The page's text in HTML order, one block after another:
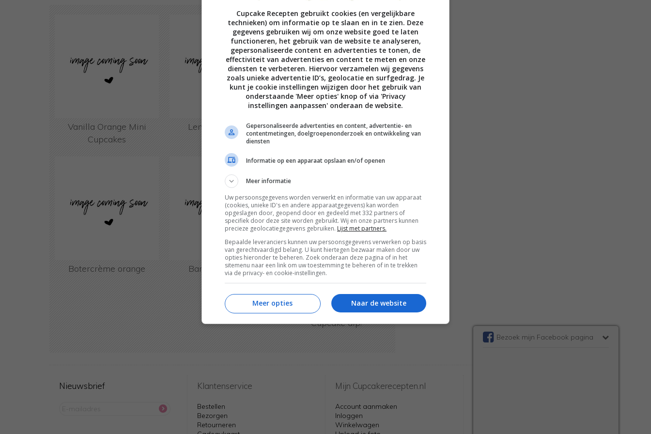
Vanilla Orange Mini
Cupcakes
Lemon Cupcakes Nectarine Cupcakes
Botercrème orange
Banaan Walnoot
Cupcakes
sinaasappelsap
Cupcake dip!
Nieuwsbrief Klantenservice
Bestellen
Bezorgen
Retourneren
Mijn Cupcakerecepten.nl
Account aanmaken
Inloggen
Winkelwagen
Bezoek mijn Facebook pagina
Cupcake Recepten gebruikt cookies (en vergelijkbare
technieken) om informatie op te slaan en in te zien. Deze
gegevens gebruiken wij om onze website goed te laten
functioneren, het gebruik van de website te analyseren,
gepersonaliseerde content en advertenties te tonen, de
effectiviteit van advertenties en content te meten en onze
diensten te verbeteren. Hiervoor verzamelen wij gegevens
zoals unieke advertentie ID’s, geolocatie en surfgedrag. Je
kunt je cookie instellingen wijzigen door het gebruik van
onderstaande 'Meer opties' knop of via 'Privacy
instellingen aanpassen' onderaan de website.
Gepersonaliseerde advertenties en content, advertentie- en
contentmetingen, doelgroepenonderzoek en ontwikkeling van
diensten
Informatie op een apparaat opslaan en/of openen
Meer informatie
Uw persoonsgegevens worden verwerkt en informatie van uw apparaat
(cookies, unieke ID's en andere apparaatgegevens) kan worden
opgeslagen door, geopend door en gedeeld met 332 partners of
specifiek door deze site worden gebruikt. Wij en onze partners kunnen
precieze geolocatiegegevens gebruiken. Lijst met partners.
Bepaalde leveranciers kunnen uw persoonsgegevens verwerken op basis
van gerechtvaardigd belang. U kunt hiertegen bezwaar maken door uw
opties hieronder te beheren. Zoek onderaan deze pagina of in het
sitemenu naar een link om uw toestemming te beheren of in te trekken
via de privacy- en cookie-instellingen.
Naar de website
Meer opties